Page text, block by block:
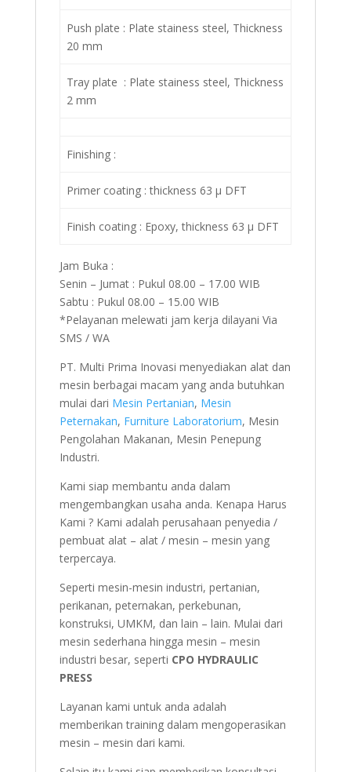
Push plate : Plate stainess steel, Thickness
20 mm
Tray plate : Plate stainess steel, Thickness
2 mm
Finishing :
Primer coating : thickness 63 µ DFT
Finish coating : Epoxy, thickness 63 µ DFT
Jam Buka :
Senin – Jumat : Pukul 08.00 – 17.00 WIB
Sabtu : Pukul 08.00 – 15.00 WIB
*Pelayanan melewati jam kerja dilayani Via
SMS / WA
PT. Multi Prima Inovasi menyediakan alat dan
mesin berbagai macam yang anda butuhkan
mulai dari Mesin Pertanian, Mesin
Peternakan, Furniture Laboratorium, Mesin
Pengolahan Makanan, Mesin Penepung
Industri.
Kami siap membantu anda dalam
mengembangkan usaha anda. Kenapa Harus
Kami ? Kami adalah perusahaan penyedia /
pembuat alat – alat / mesin – mesin yang
terpercaya.
Seperti mesin-mesin industri, pertanian,
perikanan, peternakan, perkebunan,
konstruksi, UMKM, dan lain – lain. Mulai dari
mesin sederhana hingga mesin – mesin
industri besar, seperti CPO HYDRAULIC
PRESS
Layanan kami untuk anda adalah
memberikan training dalam mengoperasikan
mesin – mesin dari kami.